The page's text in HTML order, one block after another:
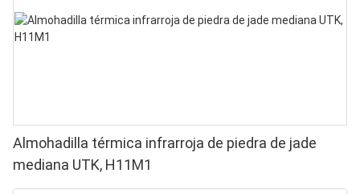
Almohadilla térmica infrarroja de piedra de jade
mediana UTK, H11M1